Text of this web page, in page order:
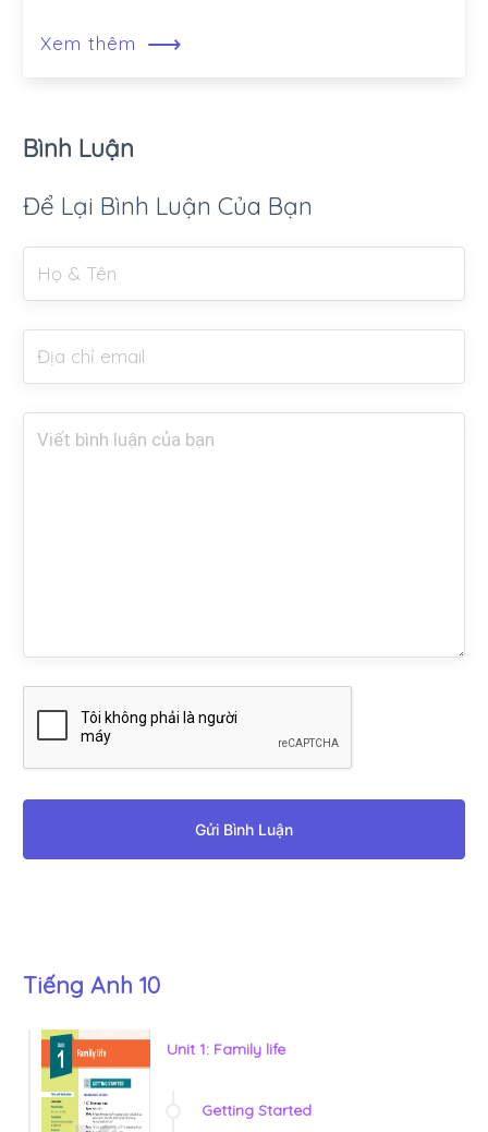
Xem thêm ⟶
Bình Luận
Để Lại Bình Luận Của Bạn
Gửi Bình Luận
Tiếng Anh 10
Unit 1: Family life
Getting Started